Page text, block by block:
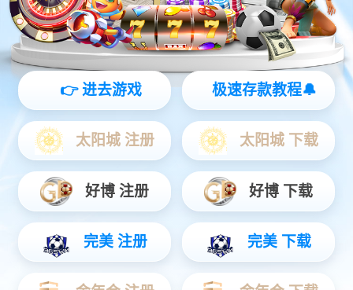
发布时间：2026-05-18
三星于2024年家电新品发布会上推出了BESPOKE缤色铂格
WW9400D系列洗衣机。这款洗衣机容量为12公斤，厚度为550妹
妹，并配备了AI智控年夜屏，用户可以经由过程联动三星手机接听德
律风及长途视频通话。此外，它还有搭载了 AI泡泡净技能 ，声称可
以或许于低温下深层清洁衣物，并共同AI洗涤功效实现1.1的高洗净